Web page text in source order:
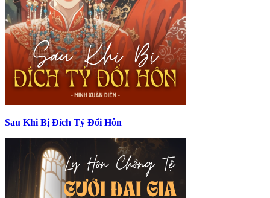
Sau Khi Bị Đích Tỷ Đổi Hôn